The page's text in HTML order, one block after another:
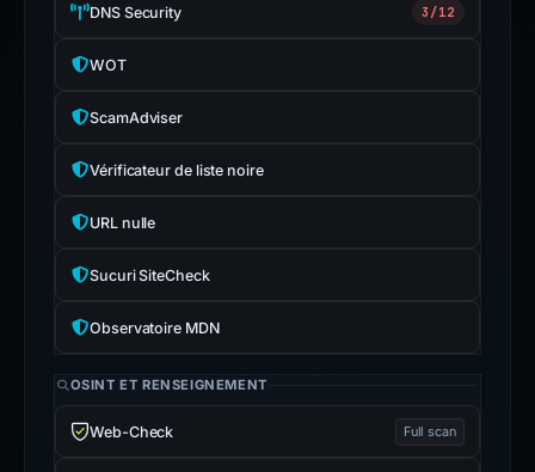
DNS Security 3/12
WOT
ScamAdviser
Vérificateur de liste noire
URL nulle
Sucuri SiteCheck
Observatoire MDN
OSINT ET RENSEIGNEMENT
Web-Check Full scan